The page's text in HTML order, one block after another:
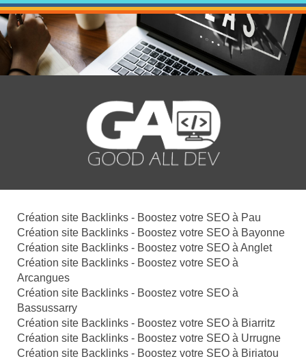
Création site Backlinks - Boostez votre SEO à Pau
Création site Backlinks - Boostez votre SEO à Bayonne
Création site Backlinks - Boostez votre SEO à Anglet
Création site Backlinks - Boostez votre SEO à
Arcangues
Création site Backlinks - Boostez votre SEO à
Bassussarry
Création site Backlinks - Boostez votre SEO à Biarritz
Création site Backlinks - Boostez votre SEO à Urrugne
Création site Backlinks - Boostez votre SEO à Biriatou